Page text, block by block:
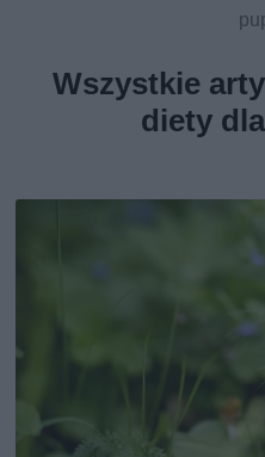
Wszystkie
diety